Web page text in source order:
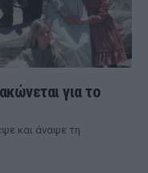
για το
και άναψε τη